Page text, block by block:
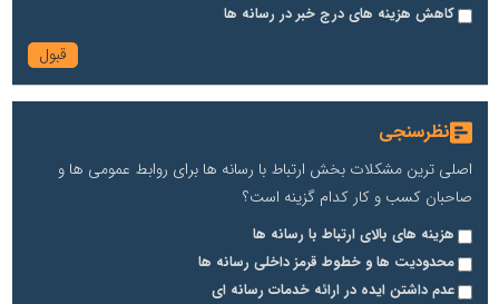
کاهش هزینه های درج خبر در رسانه ها
نظرسنجی
اصلی ترین مشکلات بخش ارتباط با رسانه ها برای روابط عمومی ها و
صاحبان کسب و کار کدام گزینه است؟
هزینه های بالای ارتباط با رسانه ها
محدودیت ها و خطوط قرمز داخلی رسانه ها
عدم داشتن ایده در ارائه خدمات رسانه ای